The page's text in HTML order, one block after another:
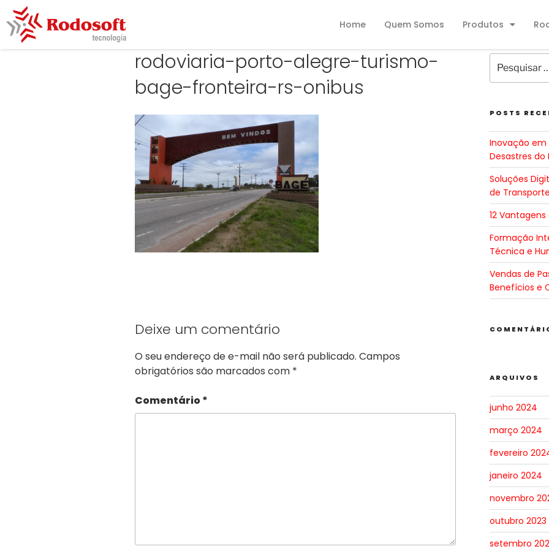
Home Quem Somos Produtos
rodoviaria-porto-alegre-turismo-
bage-fronteira-rs-onibus
Deixe um comentário
O seu endereço de e-mail não será publicado. Campos
obrigatórios são marcados com *
Comentário*
POSTS
Inovação em
Desastres do
Soluções
de
12
Formação
Técnica e
Vendas de
Benefícios e
ARQUIVOS
junho 2024
março 2024
fevereiro
janeiro 2024
novembro
outubro 2023
setembro